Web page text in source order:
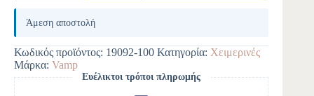
A
e
r
n
a
Άμεση αποστολή
Κωδικός προϊόντος: 19092-100 Κατηγορία: Χειμερινές
Μάρκα: Vamp
Ευέλικτοι τρόποι πληρωμής